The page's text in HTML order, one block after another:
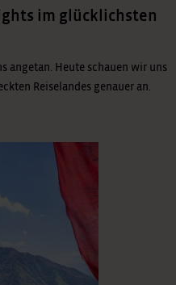
im glücklichsten
angetan. Heute schauen wir uns
Reiselandes genauer an.